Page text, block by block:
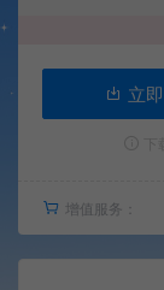
立
增值服务：